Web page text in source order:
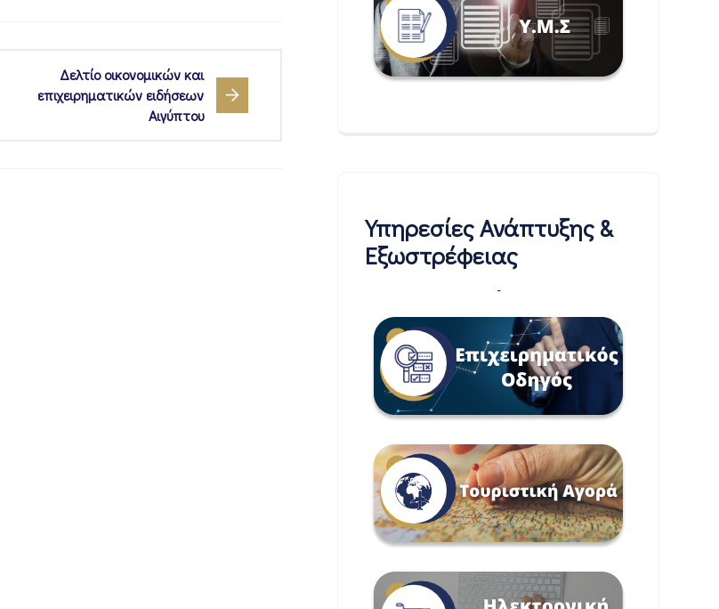
Δελτίο οικονομικών και
επιχειρηματικών ειδήσεων
Αιγύπτου
Υπηρεσίες Ανάπτυξης &
Εξωστρέφειας
-